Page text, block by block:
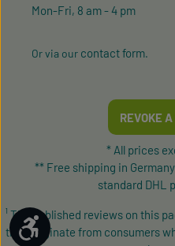
Mon-Fri, 8 am - 4 pm
Or via our contact form.
REVOKE
* All prices
** Free shipping in
standard DHL
¹ The published reviews on this
they originate from consumers
Show toolbar